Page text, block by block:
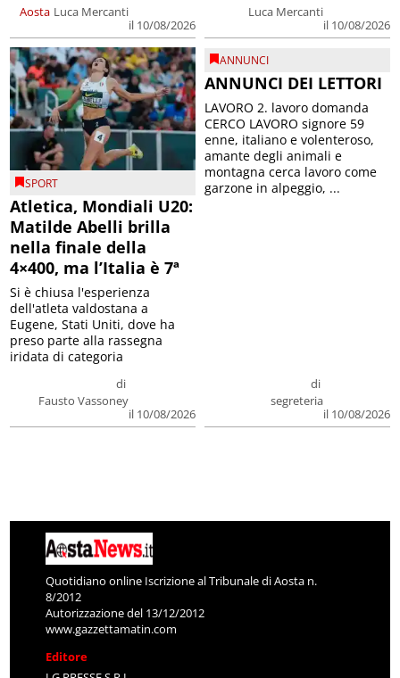
Aosta Luca Mercanti
il 10/08/2026
Luca Mercanti
il 10/08/2026
SPORT
Atletica, Mondiali U20:
Matilde Abelli brilla
nella finale della
4×400, ma l’Italia è 7ª
di
Fausto Vassoney
il 10/08/2026
Si è chiusa l'esperienza
dell'atleta valdostana a
Eugene, Stati Uniti, dove ha
preso parte alla rassegna
iridata di categoria
ANNUNCI
ANNUNCI DEI LETTORI
di
segreteria
il 10/08/2026
LAVORO 2. lavoro domanda
CERCO LAVORO signore 59
enne, italiano e volenteroso,
amante degli animali e
montagna cerca lavoro come
garzone in alpeggio, ...
Quotidiano online Iscrizione al Tribunale di Aosta n.
8/2012
Autorizzazione del 13/12/2012
www.gazzettamatin.com
Editore